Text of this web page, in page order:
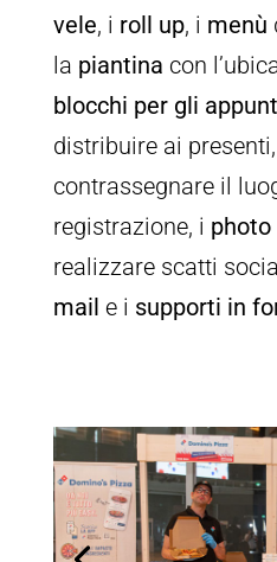
vele, i roll up, i menù
la piantina con
blocchi per gli
distribuire ai
contrassegnare il
registrazione, i photo
realizzare scatti
mail e i supporti in